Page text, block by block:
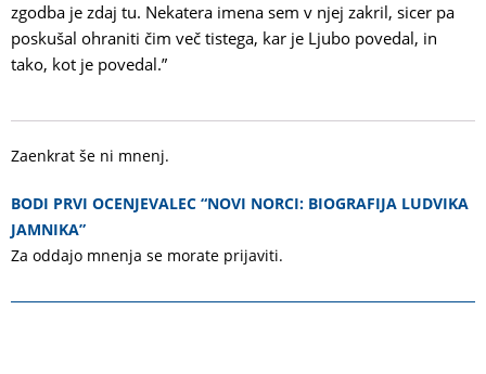
zgodba je zdaj tu. Nekatera imena sem v njej zakril, sicer pa
poskušal ohraniti čim več tistega, kar je Ljubo povedal, in
tako, kot je povedal.”
Zaenkrat še ni mnenj.
BODI PRVI OCENJEVALEC “NOVI NORCI: BIOGRAFIJA LUDVIKA
JAMNIKA”
Za oddajo mnenja se morate prijaviti.